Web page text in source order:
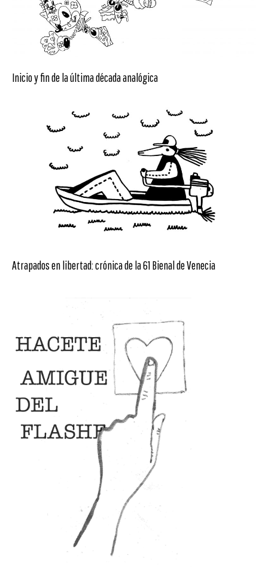
Inicio y fin de la última década analógica
Atrapados en libertad: crónica de la 61 Bienal de Venecia